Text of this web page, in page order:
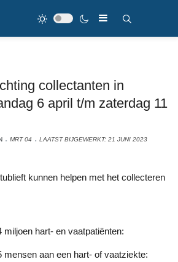
collectanten in
6 april t/m zaterdag 11
MRT 04 LAATST BIJGEWERKT: 21 JUNI 2023
kunnen helpen met het collecteren
miljoen hart- en vaatpatiënten: